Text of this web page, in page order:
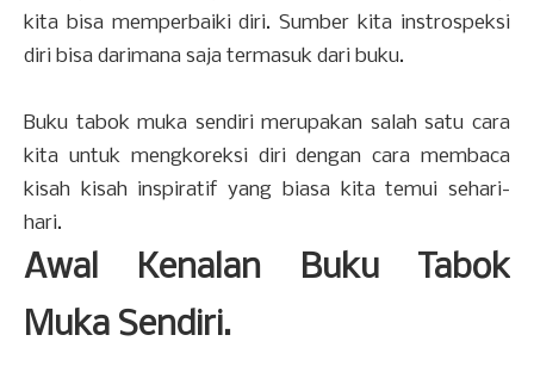
kita bisa memperbaiki diri. Sumber kita instrospeksi
diri bisa darimana saja termasuk dari buku.
Buku tabok muka sendiri merupakan salah satu cara
kita untuk mengkoreksi diri dengan cara membaca
kisah kisah inspiratif yang biasa kita temui sehari-
hari.
Awal Kenalan Buku Tabok
Muka Sendiri.